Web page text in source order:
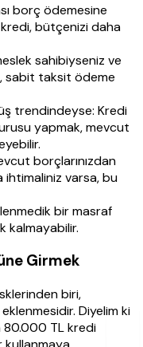
borç ödemesine
bütçenizi daha
sahibiyseniz ve
sabit taksit ödeme
trendindeyse: Kredi
yapmak, mevcut
borçlarınızdan
ihtimaliniz varsa, bu
bir masraf
kalmayabilir.
Girmek
biri,
Diyelim ki
80.000 TL kredi